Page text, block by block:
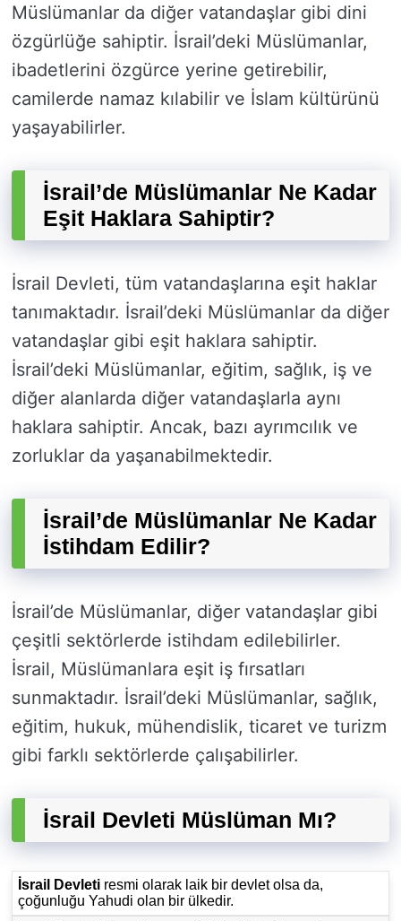
Müslümanlar da diğer vatandaşlar gibi dini
özgürlüğe sahiptir. İsrail’deki Müslümanlar,
ibadetlerini özgürce yerine getirebilir,
camilerde namaz kılabilir ve İslam kültürünü
yaşayabilirler.
İsrail’de Müslümanlar Ne Kadar
Eşit Haklara Sahiptir?
İsrail Devleti, tüm vatandaşlarına eşit haklar
tanımaktadır. İsrail’deki Müslümanlar da diğer
vatandaşlar gibi eşit haklara sahiptir.
İsrail’deki Müslümanlar, eğitim, sağlık, iş ve
diğer alanlarda diğer vatandaşlarla aynı
haklara sahiptir. Ancak, bazı ayrımcılık ve
zorluklar da yaşanabilmektedir.
İsrail’de Müslümanlar Ne Kadar
İstihdam Edilir?
İsrail’de Müslümanlar, diğer vatandaşlar gibi
çeşitli sektörlerde istihdam edilebilirler.
İsrail, Müslümanlara eşit iş fırsatları
sunmaktadır. İsrail’deki Müslümanlar, sağlık,
eğitim, hukuk, mühendislik, ticaret ve turizm
gibi farklı sektörlerde çalışabilirler.
İsrail Devleti Müslüman Mı?
İsrail Devleti resmi olarak laik bir devlet olsa da,
çoğunluğu Yahudi olan bir ülkedir.